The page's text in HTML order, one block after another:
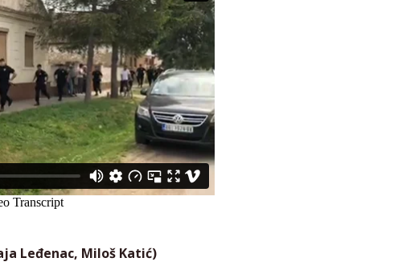
Leđenac, Miloš Katić)